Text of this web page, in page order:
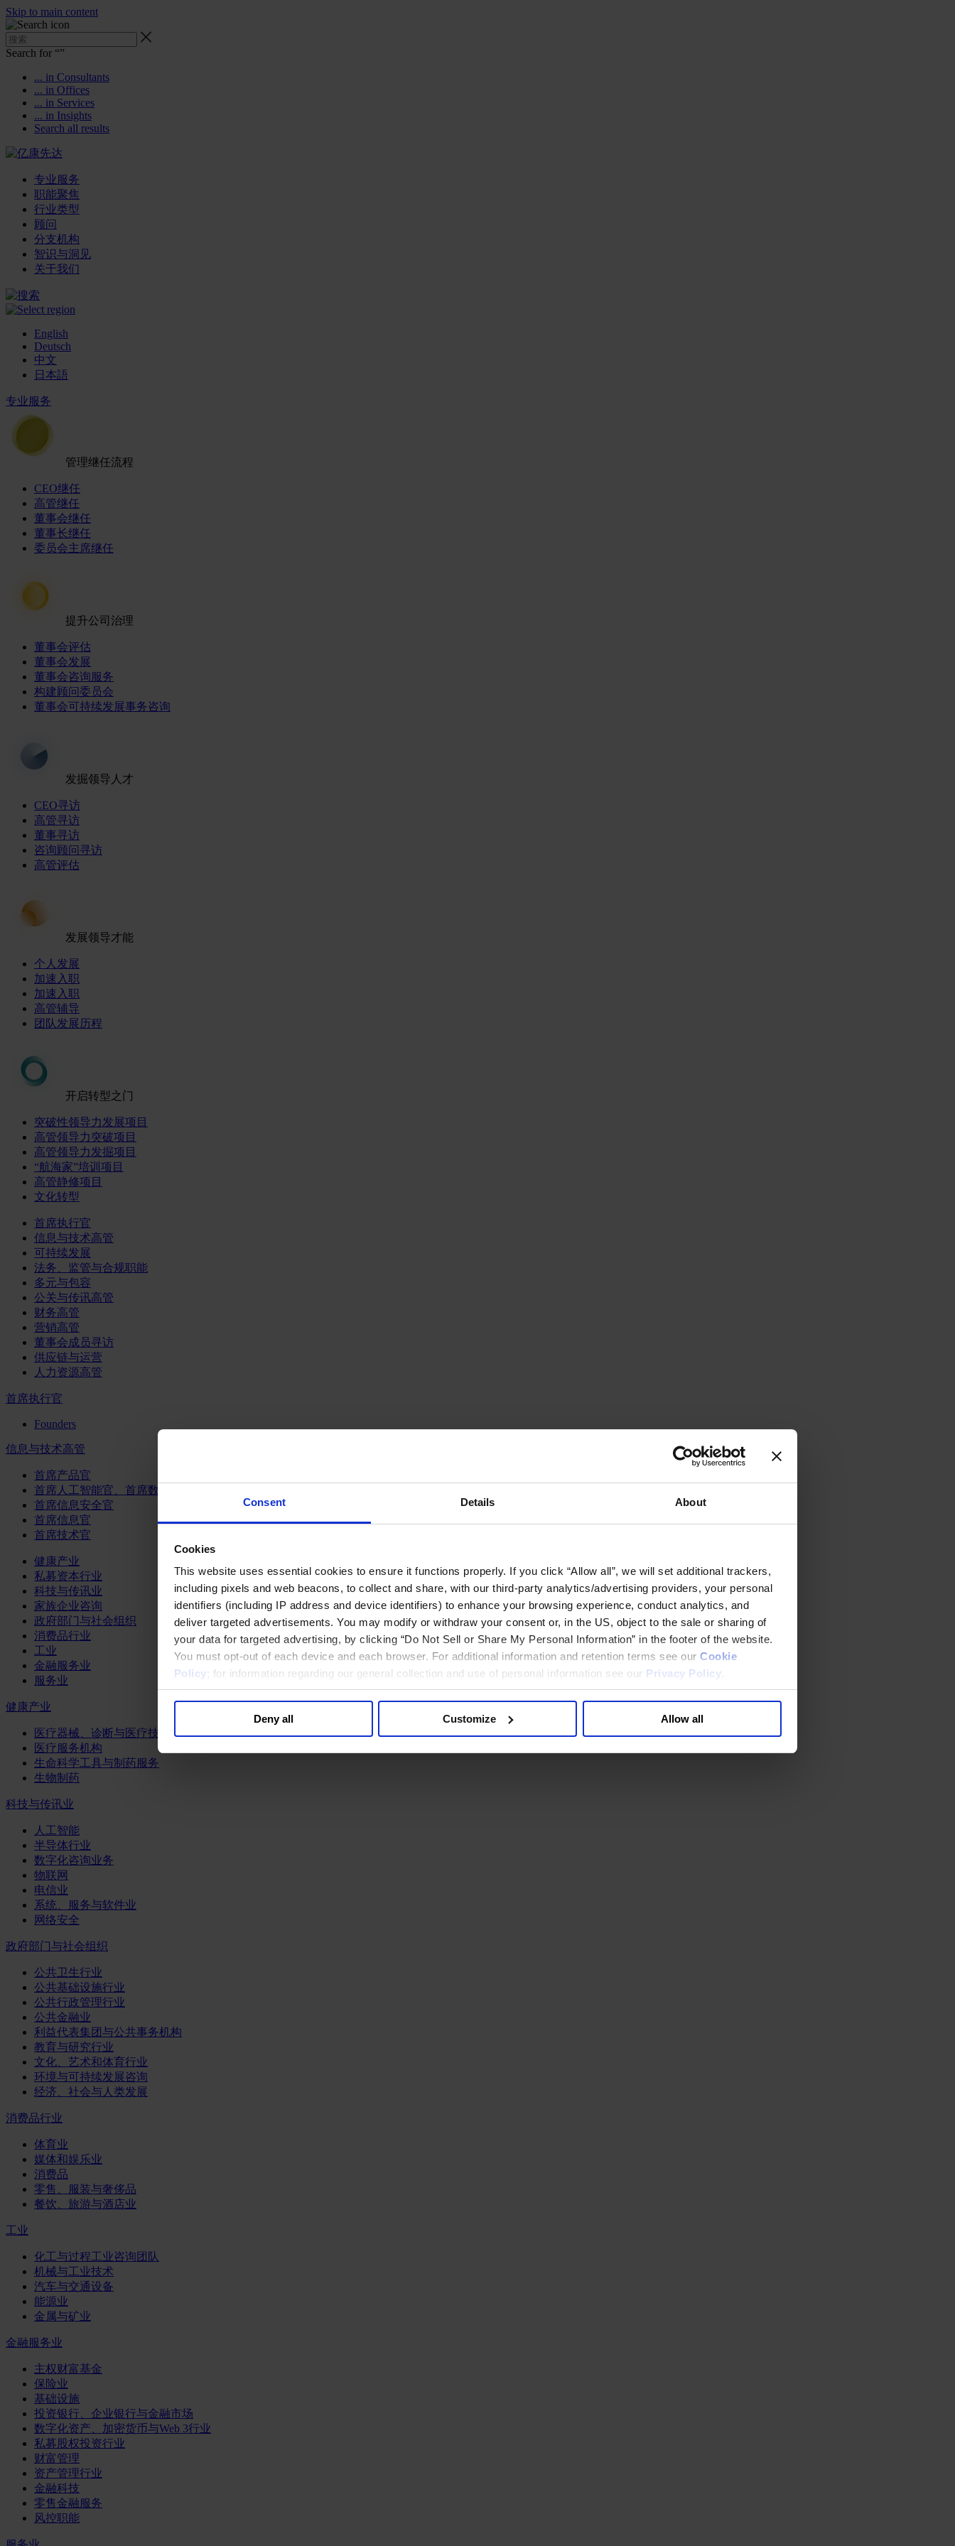
Consent Details About
Cookies
This website uses essential cookies to ensure it functions properly. If you click “Allow all”, we will set additional trackers,
including pixels and web beacons, to collect and share, with our third-party analytics/advertising providers, your personal
identifiers (including IP address and device identifiers) to enhance your browsing experience, conduct analytics, and
deliver targeted advertisements. You may modify or withdraw your consent or, in the US, object to the sale or sharing of
your data for targeted advertising, by clicking “Do Not Sell or Share My Personal Information” in the footer of the website.
You must opt-out of each device and each browser. For additional information and retention terms see our Cookie
Policy; for information regarding our general collection and use of personal information see our Privacy Policy
Deny all Customize Allow all
Skip to main content
Search for “”
... in Consultants
... in Offices
... in Services
... in Insights
Search all results
专业服务
职能聚焦
行业类型
顾问
分支机构
智识与洞见
关于我们
English
Deutsch
中文
日本語
专业服务
管理继任流程
CEO继任
高管继任
董事会继任
董事长继任
委员会主席继任
提升公司治理
董事会评估
董事会发展
董事会咨询服务
构建顾问委员会
董事会可持续发展事务咨询
发掘领导人才
CEO寻访
高管寻访
董事寻访
咨询顾问寻访
高管评估
发展领导才能
个人发展
加速入职
加速入职
高管辅导
团队发展历程
开启转型之门
突破性领导力发展项目
高管领导力突破项目
高管领导力发掘项目
“航海家”培训项目
高管静修项目
文化转型
首席执行官
信息与技术高管
可持续发展
法务、监管与合规职能
多元与包容
公关与传讯高管
财务高管
营销高管
董事会成员寻访
供应链与运营
人力资源高管
首席执行官
Founders
信息与技术高管
首席产品官
首席人工智能官、首席数据官和首席数据解析官
首席信息安全官
首席信息官
首席技术官
健康产业
私募资本行业
科技与传讯业
家族企业咨询
政府部门与社会组织
消费品行业
工业
金融服务业
服务业
健康产业
医疗器械、诊断与医疗技术
医疗服务机构
生命科学工具与制药服务
生物制药
科技与传讯业
人工智能
半导体行业
数字化咨询业务
物联网
电信业
系统、服务与软件业
网络安全
政府部门与社会组织
公共卫生行业
公共基础设施行业
公共行政管理行业
公共金融业
利益代表集团与公共事务机构
教育与研究行业
文化、艺术和体育行业
环境与可持续发展咨询
经济、社会与人类发展
消费品行业
体育业
媒体和娱乐业
消费品
零售、服装与奢侈品
餐饮、旅游与酒店业
工业
化工与过程工业咨询团队
机械与工业技术
汽车与交通设备
能源业
金属与矿业
金融服务业
主权财富基金
保险业
基础设施
投资银行、企业银行与金融市场
数字化资产、加密货币与Web 3行业
私募股权投资行业
财富管理
资产管理行业
金融科技
零售金融服务
风控职能